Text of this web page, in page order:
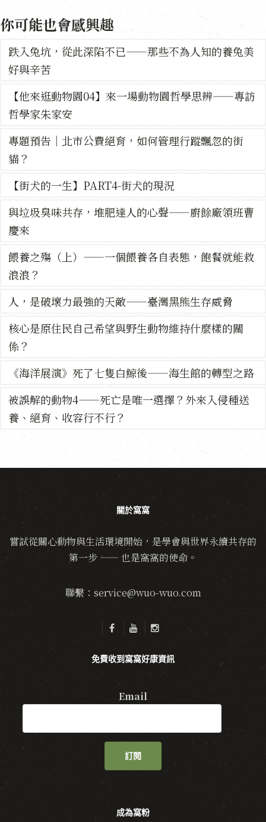
你可能也會感興趣
跌入兔坑，從此深陷不已——那些不為人知的養兔美
好與辛苦
【他來逛動物園04】來一場動物園哲學思辨——專訪
哲學家朱家安
專題預告｜北市公費絕育，如何管理行蹤飄忽的街
貓？
【街犬的一生】PART4-街犬的現況
與垃圾臭味共存，堆肥達人的心聲——廚餘廠領班曹
慶來
餵養之殤（上）——一個餵養各自表態，飽餐就能救
浪浪？
人，是破壞力最強的天敵——臺灣黑熊生存威脅
核心是原住民自己希望與野生動物維持什麼樣的關
係？
《海洋展演》死了七隻白鯨後——海生館的轉型之路
被誤解的動物4——死亡是唯一選擇？外來入侵種送
養、絕育、收容行不行？
關於窩窩
嘗試從關心動物與生活環境開始，是學會與世界永續共存的
第一步 —— 也是窩窩的使命。
聯繫：service@wuo-wuo.com
免費收到窩窩好康資訊
Email
訂閱
成為窩粉